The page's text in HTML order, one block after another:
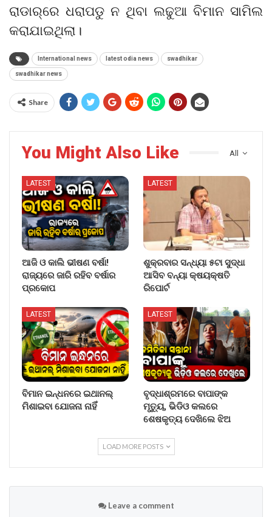
ରାଡାର୍‌ରେ ଧରାପଡୁ ନ ଥିବା ଲଢୁଆ ବିମାନ ସାମିଲ
କରାଯାଇଥିଲା।
International news latest odia news swadhikar
swadhikar news
Share
All
You Might Also Like
LATEST
ଆଜି ଓ କାଲି ଭୀଷଣ ବର୍ଷା!
ରାଜ୍ୟରେ ଜାରି ରହିବ ବର୍ଷାର
ପ୍ରକୋପ
LATEST
ଶୁକ୍ରବାର ସନ୍ଧ୍ୟା ୫ଟା ସୁଦ୍ଧା
ଆସିବ ବନ୍ୟା କ୍ଷୟକ୍ଷତି
ରିପୋର୍ଟ
LATEST
ବିମାନ ଇନ୍ଧନରେ ଇଥାନଲ୍
ମିଶାଇବା ଯୋଜନା ନାହିଁ
LATEST
ବୃଦ୍ଧାଶ୍ରମରେ ବାପାଙ୍କ
ମୃତ୍ୟୁ, ଭିଡିଓ କଲରେ
ଶେଷକୃତ୍ୟ ଦେଖିଲେ ଝିଅ
LOAD MORE POSTS
Leave a comment